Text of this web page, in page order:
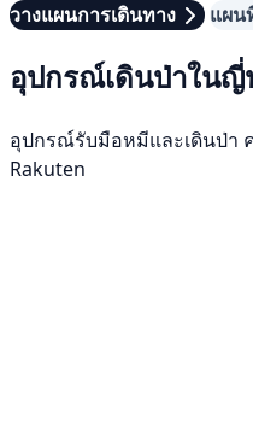
วางแผนการเดินทาง
แผน
อุปกรณ์เดินป่าใน
อุปกรณ์รับมือหมีและเดินป่า
Rakuten